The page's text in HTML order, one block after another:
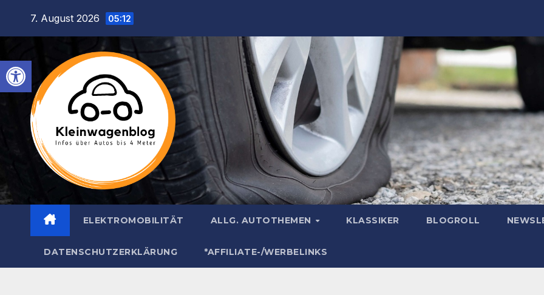
Werkzeugleiste öffnen
springen7. August 2026 05:12
ELEKTROMOBILITÄT ALLG. AUTOTHEMEN KLASSIKER BLOGROLL
DATENSCHUTZERKLÄRUNG *AFFILIATE-/WERBELINKS